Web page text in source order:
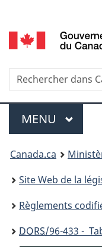
selection
Menu
MENU
You
are
here:
Canada.ca
Site Web de la
Règlements
DORS/96-433 -